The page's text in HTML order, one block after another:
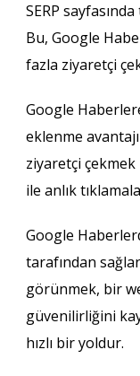
SERP
Bu, Google
fazla ziyaretçi
Google
eklenme
ziyaretçi
ile anlık
Google
tarafından
görünmek, bir
güvenilirliğini
hızlı bir yoldur.